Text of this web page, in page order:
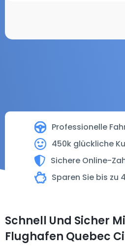
Professionelle
450k glückliche
Sichere Online-
Sparen Sie bis zu
Schnell Und Sicher
Flughafen Quebec